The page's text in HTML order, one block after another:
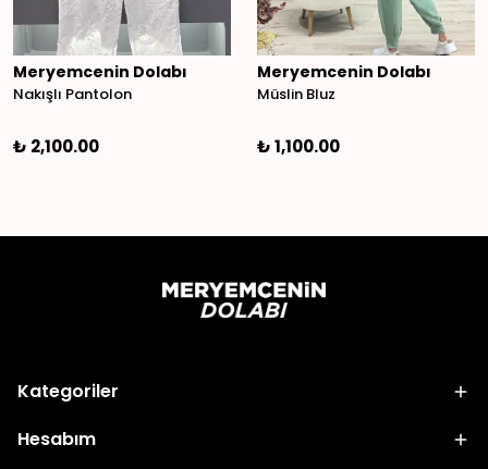
Meryemcenin Dolabı
Nakışlı Pantolon
₺ 2,100.00
Meryemcenin Dolabı
Müslin Bluz
₺ 1,100.00
Kategoriler
Hesabım